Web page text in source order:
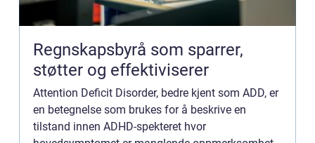
Regnskapsbyrå som sparrer,
støtter og effektiviserer
Attention Deficit Disorder, bedre kjent som ADD, er
en betegnelse som brukes for å beskrive en
tilstand innen ADHD-spekteret hvor